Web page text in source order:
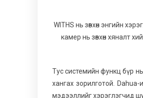
WITHS нь зөвхөн энгийн
камер нь зөвхөн хяналт
Тус системийн функц бүр
хангах зорилготой.
мэдээллийг хэрэглэгчид